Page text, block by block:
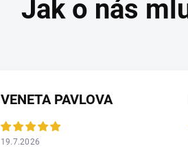
VENETA PAVLOVA
19.7.2026